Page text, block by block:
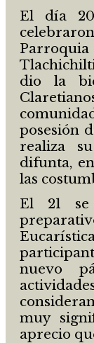
El día
dio la
posesión
realiza
difunta,
las
El 21 se
nuevo
muy
aprecio